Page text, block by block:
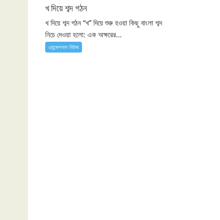
খ দিয়ে শব্দ গঠন
খ দিয়ে শব্দ গঠন “খ” দিয়ে শুরু হওয়া কিছু বাংলা শব্দ
নিচে দেওয়া হলো: এক অক্ষরের...
এডুকেশনাল নিউজ